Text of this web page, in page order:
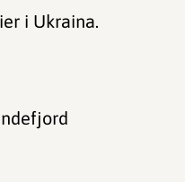
i Ukraina.